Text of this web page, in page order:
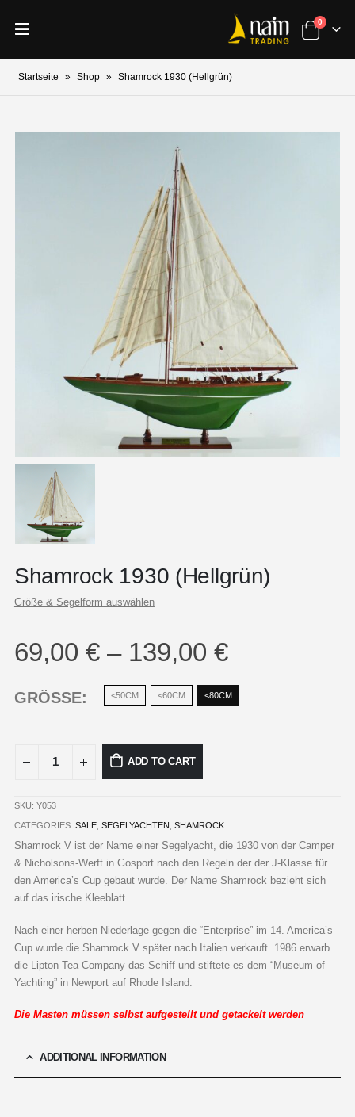
0
Startseite » Shop » Shamrock 1930 (Hellgrün)
Shamrock 1930 (Hellgrün)
Größe & Segelform auswählen
69,00 €– 139,00 €
GRÖSSE <50CM <60CM <80CM
ADD TO CART
SKU: Y053
CATEGORIES: SALE, SEGELYACHTEN, SHAMROCK
Shamrock V ist der Name einer Segelyacht, die 1930 von der Camper
& Nicholsons-Werft in Gosport nach den Regeln der der J-Klasse für
den America’s Cup gebaut wurde. Der Name Shamrock bezieht sich
auf das irische Kleeblatt.
Nach einer herben Niederlage gegen die “Enterprise” im 14. America’s
Cup wurde die Shamrock V später nach Italien verkauft. 1986 erwarb
die Lipton Tea Company das Schiff und stiftete es dem “Museum of
Yachting” in Newport auf Rhode Island.
Die Masten müssen selbst aufgestellt und getackelt werden
ADDITIONAL INFORMATION